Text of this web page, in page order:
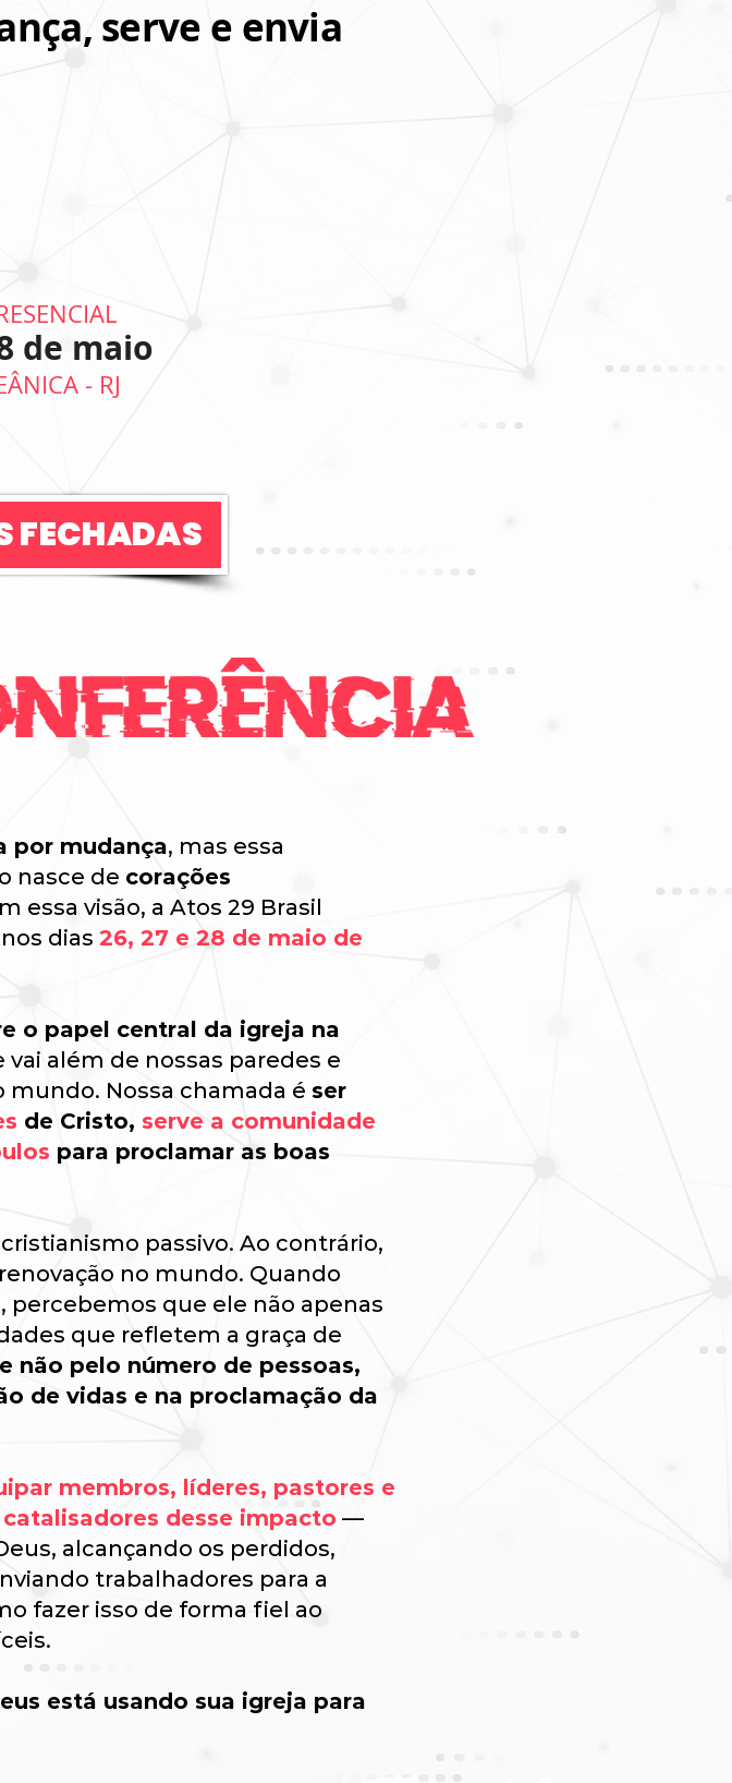
serve e envia
de maio
- RJ
FECHADAS
por mudança, mas essa
nasce de corações
essa visão, a Atos 29 Brasil
dias 26, 27 e 28 de maio de
o papel central da igreja na
além de nossas paredes e
mundo. Nossa chamada é ser
de Cristo, serve a comunidade
para proclamar as boas
passivo. Ao contrário,
no mundo. Quando
que ele não apenas
que refletem a graça de
não pelo número de pessoas,
de vidas e na proclamação da
membros, líderes, pastores e
desse impacto —
alcançando os perdidos,
trabalhadores para a
fazer isso de forma fiel ao
está usando sua igreja para